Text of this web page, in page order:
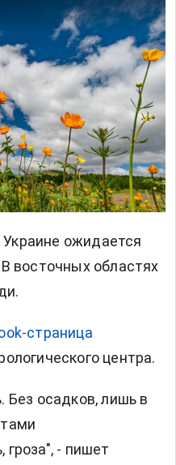
ожидается
восточных областях
страница
центра.
Без осадков, лишь в
- пишет